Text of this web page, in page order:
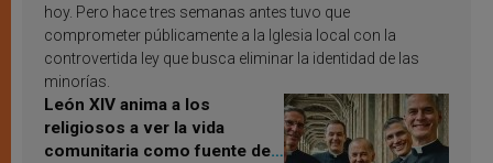
hoy. Pero hace tres semanas antes tuvo que
comprometer públicamente a la Iglesia local con la
controvertida ley que busca eliminar la identidad de las
minorías.
León XIV anima a los
religiosos a ver la vida
comunitaria como fuente de